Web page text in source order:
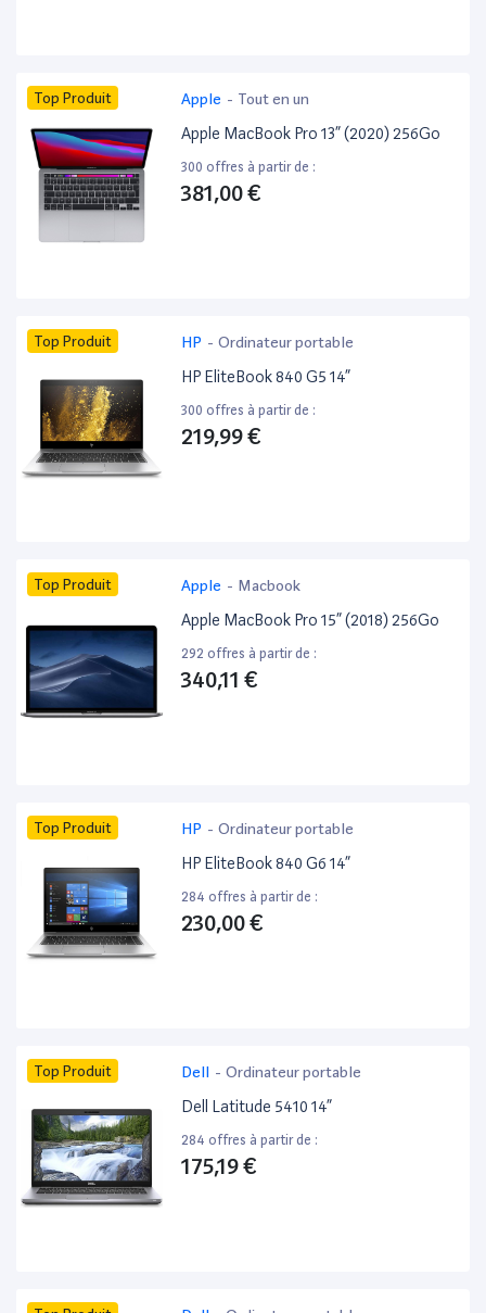
Top Produit Apple - Tout en un
Apple MacBook Pro 13” (2020) 256Go
300 offres à partir de :
381,00 €
Top Produit HP - Ordinateur portable
HP EliteBook 840 G5 14”
300 offres à partir de :
219,99 €
Top Produit Apple - Macbook
Apple MacBook Pro 15” (2018) 256Go
292 offres à partir de :
340,11 €
Top Produit HP - Ordinateur portable
HP EliteBook 840 G6 14”
284 offres à partir de :
230,00 €
Top Produit Dell - Ordinateur portable
Dell Latitude 5410 14”
284 offres à partir de :
175,19 €